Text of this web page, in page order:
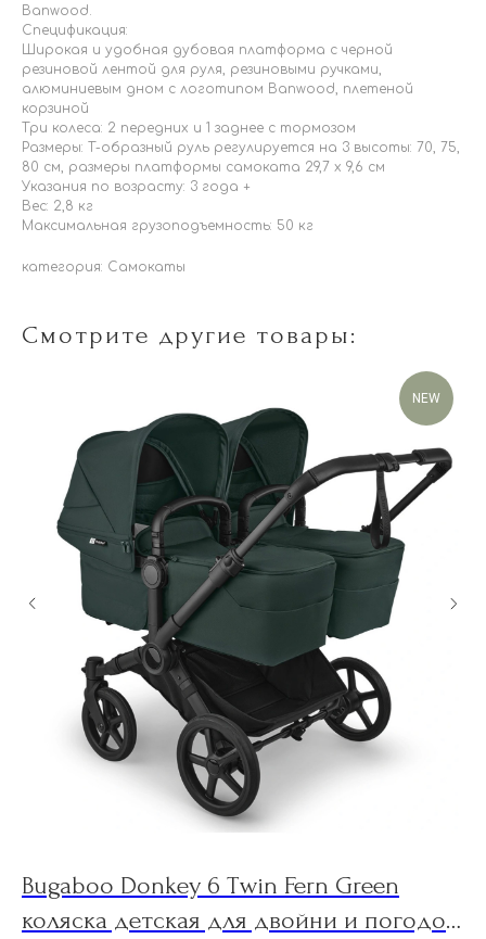
Banwood.
Спецификация:
Широкая и удобная дубовая платформа с черной
резиновой лентой для руля, резиновыми ручками,
алюминиевым дном с логотипом Banwood, плетеной
корзиной
Три колеса: 2 передних и 1 заднее с тормозом
Размеры: Т-образный руль регулируется на 3 высоты: 70, 75,
80 см, размеры платформы самоката 29,7 x 9,6 см
Указания по возрасту: 3 года +
Вес: 2,8 кг
Максимальная грузоподъемность: 50 кг
категория: Самокаты
Смотрите другие товары:
NEW
Bugaboo Donkey 6 Twin Fern Green
коляска детская для двойни и погодок